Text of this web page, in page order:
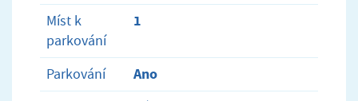
Míst k
parkování
1
Parkování Ano